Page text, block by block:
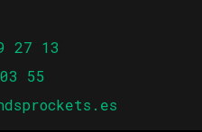
27 13
55